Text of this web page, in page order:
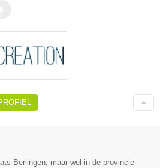
Berlingen, maar wel in de provincie